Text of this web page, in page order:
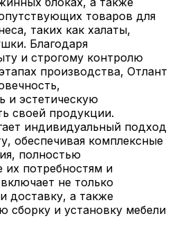
товаров для
таких как халаты,
Благодаря
и строгому контролю
производства, Отлант
и эстетическую
своей продукции.
индивидуальный подход
обеспечивая комплексные
полностью
потребностям и
не только
доставку, а также
сборку и установку мебели